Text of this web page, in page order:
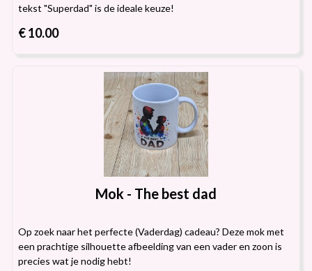
tekst "Superdad" is de ideale keuze!
€ 10.00
Mok - The best dad
Op zoek naar het perfecte (Vaderdag) cadeau? Deze mok met
een prachtige silhouette afbeelding van een vader en zoon is
precies wat je nodig hebt!